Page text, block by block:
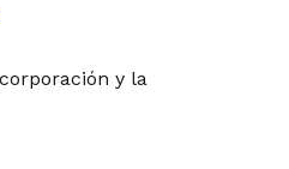
y la